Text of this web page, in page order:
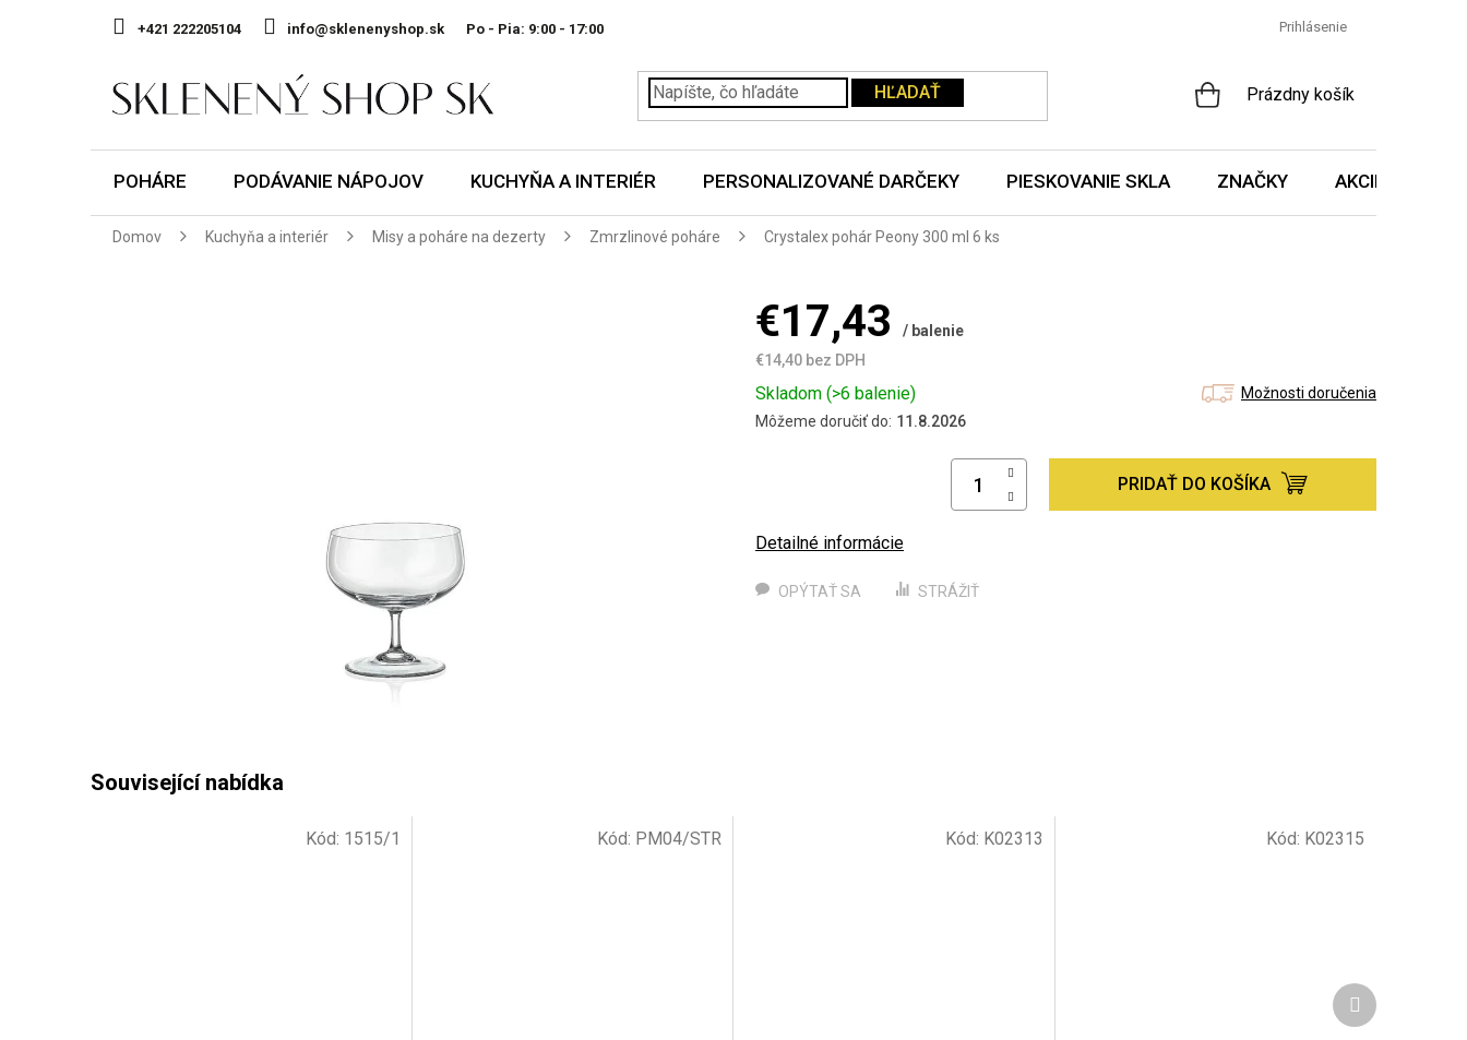
+421 222205104 info@sklenenyshop.sk Po - Pia: Prihlásenie
HĽADAŤ
NÁKUPNÝ
Prázdny košík
POHÁRE PODÁVANIE NÁPOJOV KUCHYŇA A INTERIÉR PERSONALIZOVANÉ DARČEKY PIESKOVANIE SKLA ZNAČKY AKCIE A
Domov Kuchyňa a interiér Misy a poháre na dezerty Zmrzlinové poháre Crystalex pohár Peony 300 ml 6 ks
€17,43
/ balenie
€14,40 bez DPH
Jednotková
cena:
Skladom (>6 balenie)
Môžeme doručiť do: 11.8.2026
Možnosti doručenia
PRIDAŤ DO KOŠÍKA
Detailné informácie
OPÝTAŤ SA STRÁŽIŤ
Kód: 1515/1 Kód: PM04/STR Kód: K02313 Kód: K02315
Ďalší
produkt